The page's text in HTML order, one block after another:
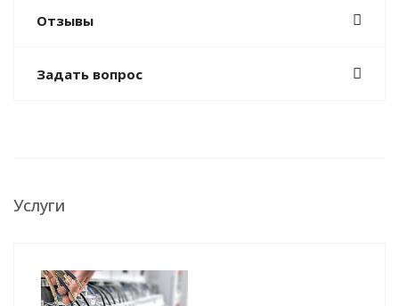
Отзывы
Задать вопрос
Услуги